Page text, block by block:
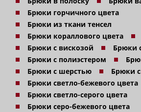
Брюки горчичного цвета
Брюки из ткани тенсел
Брюки кораллового цвета
Брюки с вискозой
Брюки
Брюки с полиэстером
Брюки с шерстью
Брюки
Брюки светло-бежевого цвета
Брюки светло-серого цвета
Брюки серо-бежевого цвета